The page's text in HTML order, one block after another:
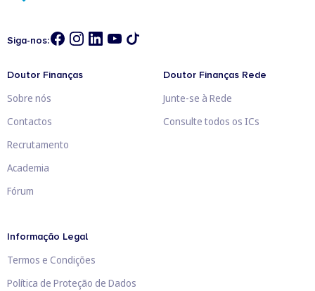
Siga-nos:
Doutor Finanças
Sobre nós
Contactos
Recrutamento
Academia
Fórum
Doutor Finanças Rede
Junte-se à Rede
Consulte todos os ICs
Informação Legal
Termos e Condições
Política de Proteção de Dados